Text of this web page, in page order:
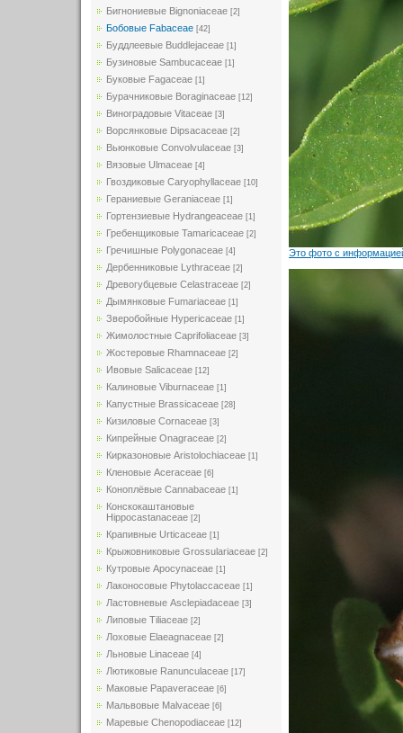
Бигнониевые Bignoniaceae [2]
Бобовые Fabaceae [42]
Буддлеевые Buddlejaceae [1]
Бузиновые Sambucaceae [1]
Буковые Fagaceae [1]
Бурачниковые Boraginaceae [12]
Виноградовые Vitaceae [3]
Ворсянковые Dipsacaceae [2]
Вьюнковые Convolvulaceae [3]
Вязовые Ulmaceae [4]
Гвоздиковые Caryophyllaceae [10]
Гераниевые Geraniaceae [1]
Гортензиевые Hydrangeaceae [1]
Гребенщиковые Tamaricaceae [2]
Гречишные Polygonaceae [4]
Дербенниковые Lythraceae [2]
Древогубцевые Celastraceae [2]
Дымянковые Fumariaceae [1]
Зверобойные Hypericaceae [1]
Жимолостные Caprifoliaceae [3]
Жостеровые Rhamnaceae [2]
Ивовые Salicaceae [12]
Калиновые Viburnaceae [1]
Капустные Brassicaceae [28]
Кизиловые Cornaceae [3]
Кипрейные Onagraceae [2]
Кирказоновые Aristolochiaceae [1]
Кленовые Aceraceae [6]
Коноплёвые Cannabaceae [1]
Конскокаштановые
Hippocastanaceae [2]
Крапивные Urticaceae [1]
Крыжовниковые Grossulariaceae [2]
Кутровые Apocynaceae [1]
Лаконосовые Phytolaccaceae [1]
Ластовневые Asclepiadaceae [3]
Липовые Tiliaceae [2]
Лоховые Elaeagnaceae [2]
Льновые Linaceae [4]
Лютиковые Ranunculaceae [17]
Маковые Papaveraceae [6]
Мальвовые Malvaceae [6]
Маревые Chenopodiaceae [12]
Это фото с